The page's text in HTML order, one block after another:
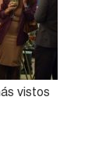
vistos